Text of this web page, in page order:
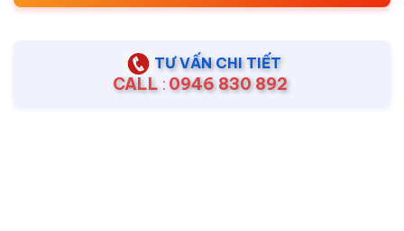
TƯ VẤN CHI TIẾT
CALL : 0946 830 892